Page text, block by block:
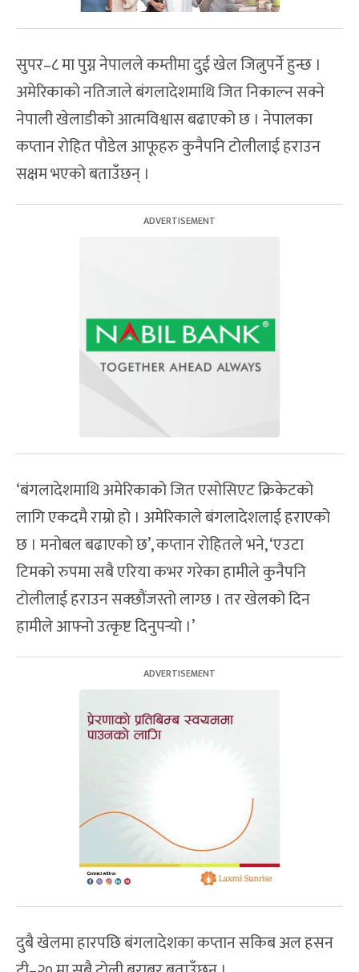
सुपर–८ मा पुग्न नेपालले कम्तीमा दुई खेल जित्नुपर्ने हुन्छ ।
अमेरिकाको नतिजाले बंगलादेशमाथि जित निकाल्न सक्ने
नेपाली खेलाडीको आत्मविश्वास बढाएको छ । नेपालका
कप्तान रोहित पौडेल आफूहरु कुनैपनि टोलीलाई हराउन
सक्षम भएको बताउँछन् ।
‘बंगलादेशमाथि अमेरिकाको जित एसोसिएट क्रिकेटको
लागि एकदमै राम्रो हो । अमेरिकाले बंगलादेशलाई हराएको
छ । मनोबल बढाएको छ’, कप्तान रोहितले भने, ‘एउटा
टिमको रुपमा सबै एरिया कभर गरेका हामीले कुनैपनि
टोलीलाई हराउन सक्छौंजस्तो लाग्छ । तर खेलको दिन
हामीले आफ्नो उत्कृष्ट दिनुपर्‍यो ।’
दुबै खेलमा हारपछि बंगलादेशका कप्तान सकिब अल हसन